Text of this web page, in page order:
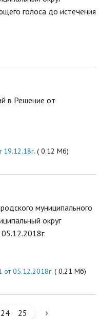
голоса до истечения
в Решение от
( 0.12 Мб)
муниципального
округ
05.12.2018г. ( 0.21 Мб)
24 25 ›